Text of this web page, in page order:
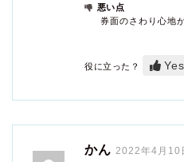
悪い点
券面のさわり心地
役に立った？ Yes
かん 2022年4月10